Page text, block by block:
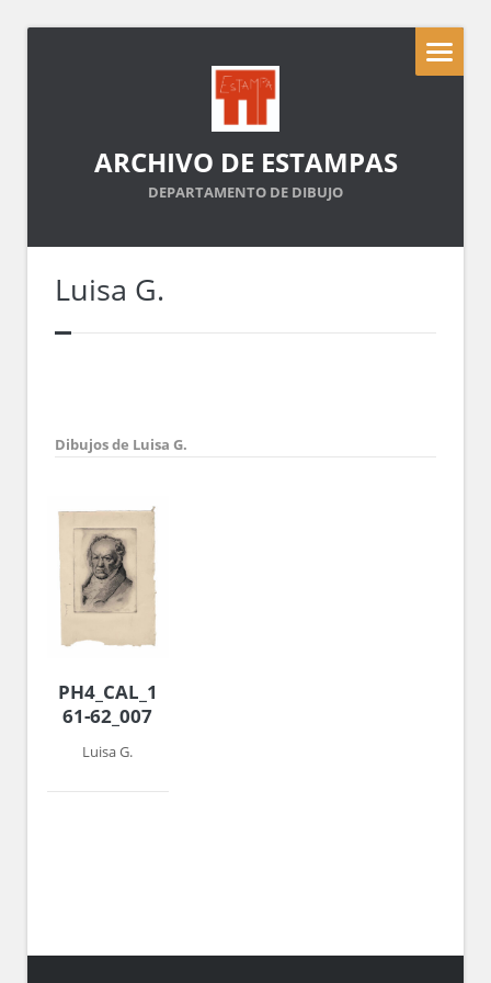
ARCHIVO DE ESTAMPAS
DEPARTAMENTO DE DIBUJO
Luisa G.
Dibujos de Luisa G.
PH4_CAL_1960-
61-62_007
Luisa G.